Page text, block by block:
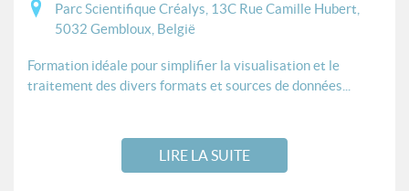
Parc Scientifique Créalys, 13C Rue Camille Hubert,
5032 Gembloux, België
Formation idéale pour simplifier la visualisation et le
traitement des divers formats et sources de données...
LIRE LA SUITE